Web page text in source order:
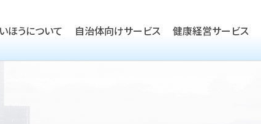
ほうについて 自治体向けサービス 健康経営サービス